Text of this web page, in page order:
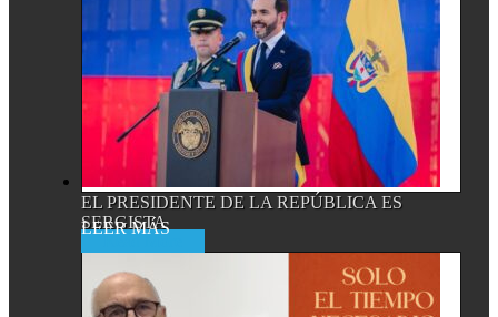
EL PRESIDENTE DE LA REPÚBLICA ES
SERGISTA